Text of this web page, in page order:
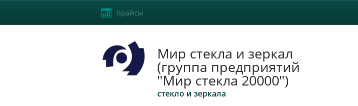
прайсы
Мир стекла и зеркал
(группа предприятий
"Мир стекла 20000")
стекло и зеркала